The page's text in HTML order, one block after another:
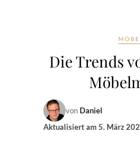
Die Trends
von Daniel
Aktualisiert am5. März